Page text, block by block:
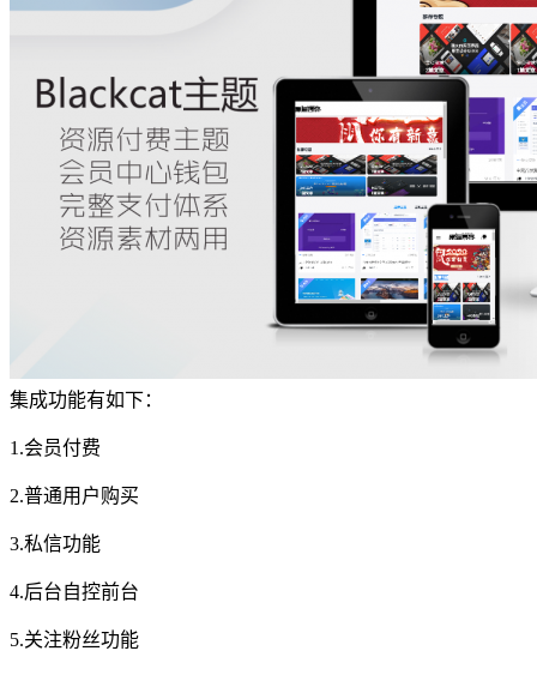
集成功能有如下：
1.会员付费
2.普通用户购买
3.私信功能
4.后台自控前台
5.关注粉丝功能